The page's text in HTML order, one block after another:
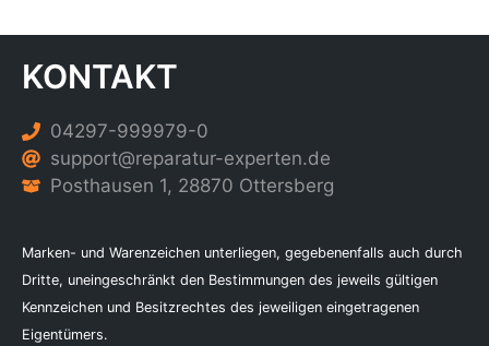
KONTAKT
04297-999979-0
support@reparatur-experten.de
Posthausen 1, 28870 Ottersberg
Marken- und Warenzeichen unterliegen, gegebenenfalls auch durch
Dritte, uneingeschränkt den Bestimmungen des jeweils gültigen
Kennzeichen und Besitzrechtes des jeweiligen eingetragenen
Eigentümers.